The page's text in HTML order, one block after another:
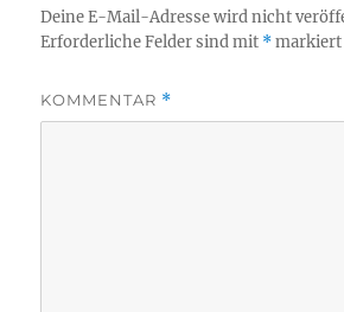
Deine E-Mail-Adresse wird nicht
Erforderliche Felder sind mit *markiert
KOMMENTAR *